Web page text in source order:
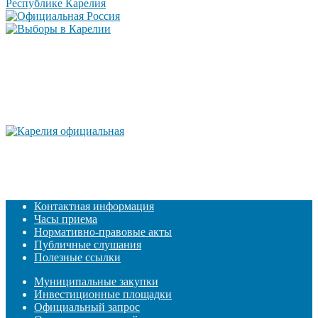
Контактная информация
Часы приема
Нормативно-правовые акты
Публичные слушания
Полезные ссылки
Муниципальные закупки
Инвестиционные площадки
Официальный запрос